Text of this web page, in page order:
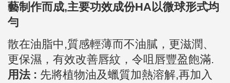
藝制作而成,主要功效成份HA以微球形式均
勻
散在油脂中,質感輕薄而不油膩，更滋潤、
更保濕，有效改善唇紋，令咀唇豐盈飽滿.
用法 : 先將植物油及蠟質加熱溶解,再加入